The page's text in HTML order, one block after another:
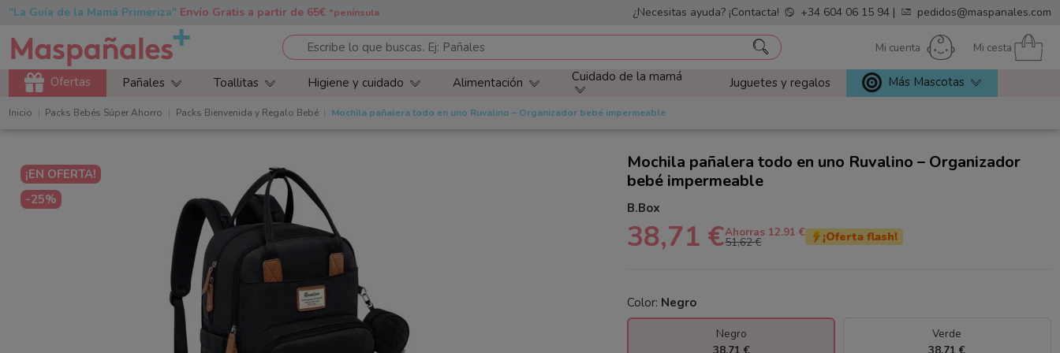
"La Guía de la Mamá Primeriza" Envío Gratis a partir de 65€*península ¿Necesitas ayuda? ¡Contacta! +34 604 06 15 94 | pedidos@maspanales.com
Mi cuenta Mi cesta
Ofertas Pañales Toallitas Higiene y cuidado Alimentación Cuidado de la mamá Juguetes y regalos Más Mascotas
Inicio Packs Bebés Súper Ahorro Packs Bienvenida y Regalo Bebé Mochila pañalera todo en uno Ruvalino – Organizador bebé impermeable
¡EN OFERTA!
-25%
Mochila pañalera todo en uno Ruvalino – Organizador
bebé impermeable
B.Box
38,71 €Ahorras 12.91 €
51,62 € ¡Oferta flash!
Color: Negro
Negro
Verde